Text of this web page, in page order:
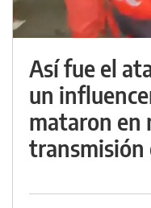
Así fue el
un
mataron en
transmisión